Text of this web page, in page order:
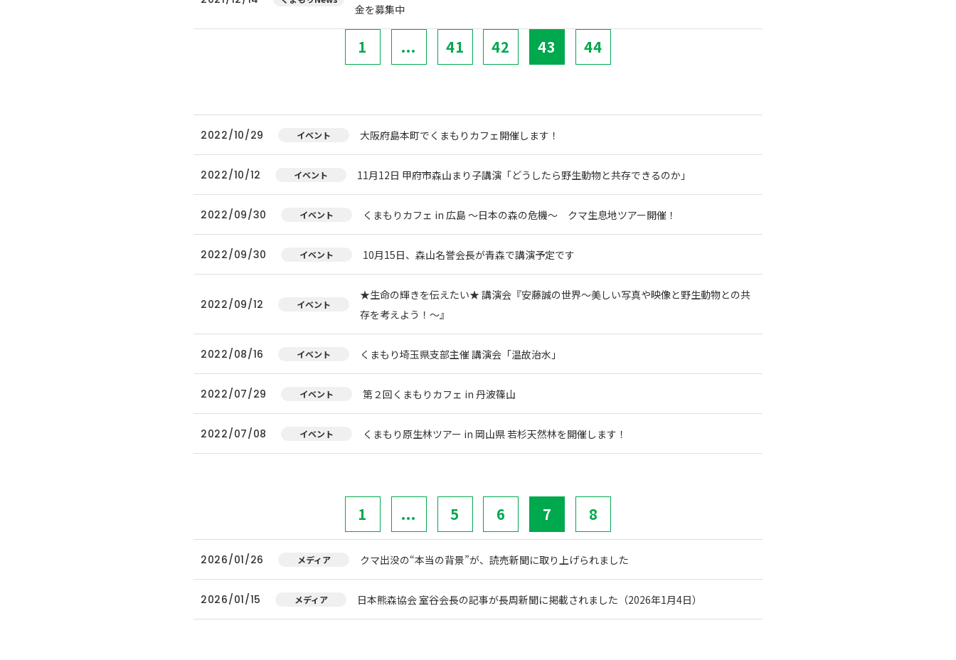
金を募集中
1 ... 41 42 43 44
2022/10/29 イベント 大阪府島本町でくまもりカフェ開催します！
2022/10/12 イベント 11月12日 甲府市森山まり子講演「どうしたら野生動物と共存できるのか」
2022/09/30 イベント くまもりカフェ in 広島 ～日本の森の危機～ クマ生息地ツアー開催！
2022/09/30 イベント 10月15日、森山名誉会長が青森で講演予定です
2022/09/12 イベント
★生命の輝きを伝えたい★ 講演会『安藤誠の世界～美しい写真や映像と野生動物との共
存を考えよう！～』
2022/08/16 イベント くまもり埼玉県支部主催 講演会「温故治水」
2022/07/29 イベント 第２回くまもりカフェ in 丹波篠山
2022/07/08 イベント くまもり原生林ツアー in 岡山県 若杉天然林を開催します！
1 ... 5 6 7 8
2026/01/26 メディア クマ出没の“本当の背景”が、読売新聞に取り上げられました
2026/01/15 メディア 日本熊森協会 室谷会長の記事が長周新聞に掲載されました（2026年1月4日）